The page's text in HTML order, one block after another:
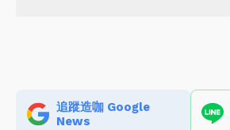
追蹤造咖 Google
News